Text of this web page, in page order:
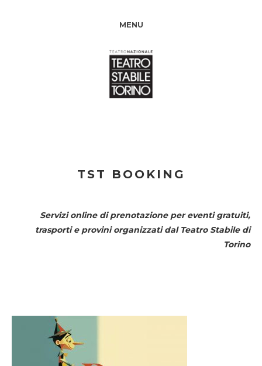
MENU
TST BOOKING
Servizi online di prenotazione per eventi gratuiti,
trasporti e provini organizzati dal Teatro Stabile di
Torino